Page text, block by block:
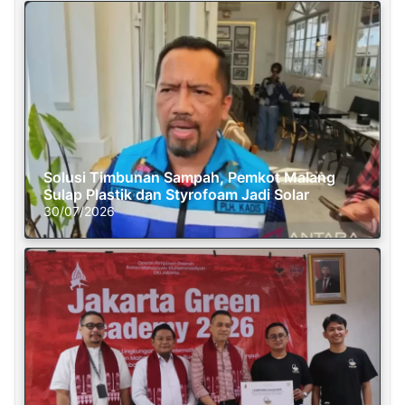
Solusi Timbunan Sampah, Pemkot Malang
Sulap Plastik dan Styrofoam Jadi Solar
30/07/2026